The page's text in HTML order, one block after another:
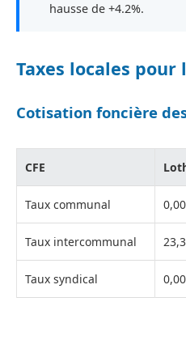
hausse de +4.2%.
Taxes locales
Cotisation foncière
CFE
Taux communal
Taux intercommunal
Taux syndical